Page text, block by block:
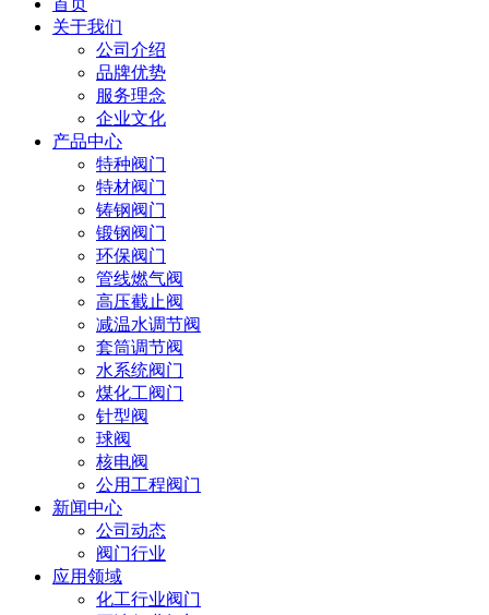
首页
关于我们
公司介绍
品牌优势
服务理念
企业文化
产品中心
特种阀门
特材阀门
铸钢阀门
锻钢阀门
环保阀门
管线燃气阀
高压截止阀
减温水调节阀
套筒调节阀
水系统阀门
煤化工阀门
针型阀
球阀
核电阀
公用工程阀门
新闻中心
公司动态
阀门行业
应用领域
化工行业阀门